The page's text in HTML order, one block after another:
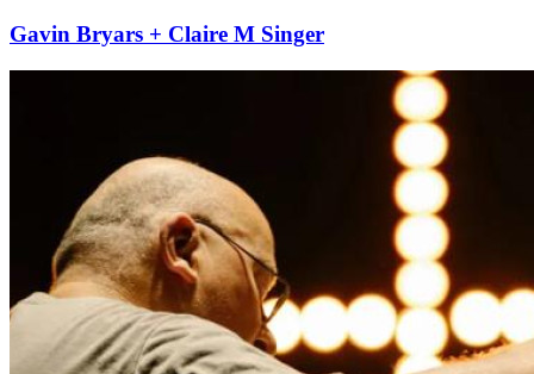
Gavin Bryars + Claire M Singer